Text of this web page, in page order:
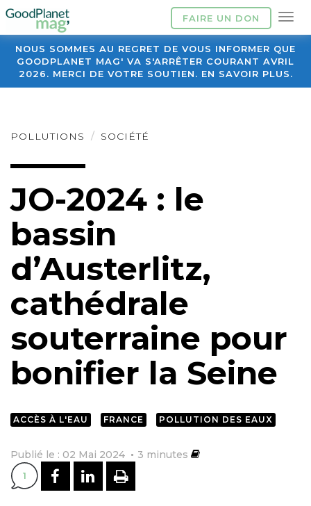
FAIRE UN DON
NOUS SOMMES AU REGRET DE VOUS INFORMER QUE
GOODPLANET MAG' VA S'ARRÊTER COURANT AVRIL
2026. MERCI DE VOTRE SOUTIEN. EN SAVOIR PLUS.
POLLUTIONS SOCIÉTÉ
JO-2024 : le
bassin
d’Austerlitz,
cathédrale
souterraine pour
bonifier la Seine
ACCÈS À L'EAU FRANCE POLLUTION DES EAUX
Publié le : 02 Mai 2024 3 minutes
1 PARTAGER SUR FACEBOOK
PARTAGER SUR
IMPRIMER